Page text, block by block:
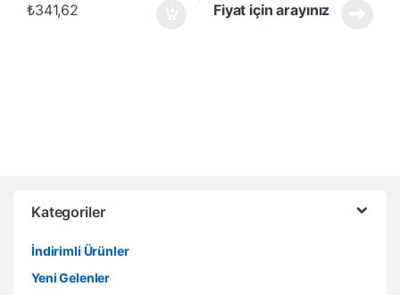
₺341,62 Fiyat için arayınız
Kategoriler
İndirimli Ürünler
Yeni Gelenler